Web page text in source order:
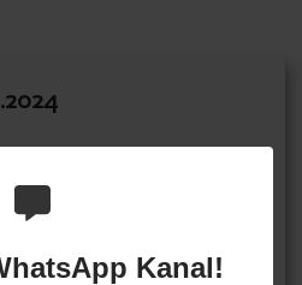
Kanal!
haben…